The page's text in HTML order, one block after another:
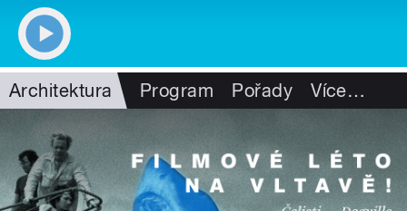
Architektura Program Pořady Více…